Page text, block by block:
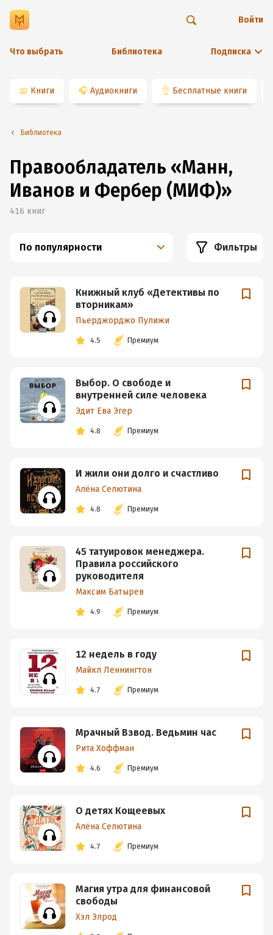
Что выбрать Библиотека Подписка
Войти
📖 Книги 🎧 Аудиокниги 👌 Бесплатные книги
Библиотека
Правообладатель «Манн,
Иванов и Фербер (МИФ)»
416 книг
По популярности Фильтры
Книжный клуб «Детективы по
вторникам»
Пьерджорджо Пулижи
4.5 Премиум
Выбор. О свободе и
внутренней силе человека
Эдит Ева Эгер
4.8 Премиум
И жили они долго и счастливо
Алёна Селютина
4.8 Премиум
45 татуировок менеджера.
Правила российского
руководителя
Максим Батырев
4.9 Премиум
12 недель в году
Майкл Леннингтон
4.7 Премиум
Мрачный Взвод. Ведьмин час
Рита Хоффман
4.6 Премиум
О детях Кощеевых
Алёна Селютина
4.7 Премиум
Магия утра для финансовой
свободы
Хэл Элрод